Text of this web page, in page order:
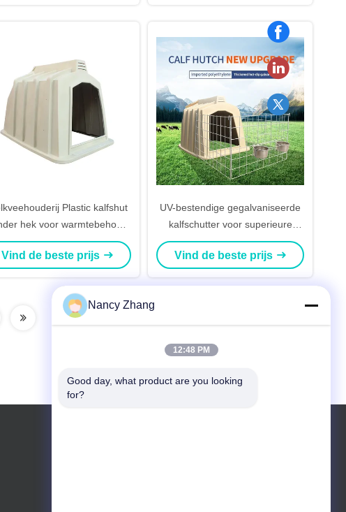
Plastic kalfshut
hek voor warmtebehoud
2200*1500*1550mm
Vind de beste prijs
UV-bestendige gegalvaniseerde
kalfschutter voor superieure
bescherming
2200*1500*1550mm
Vind de beste prijs
Nancy Zhang
12:48 PM
Good day, what product are you looking
for?